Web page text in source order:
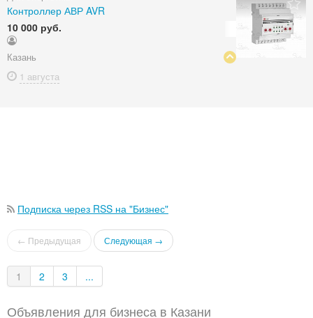
Контроллер АВР AVR
10 000 руб.
Казань
1 августа
Подписка через RSS на "Бизнес"
← Предыдущая Следующая →
1 2 3 ...
Объявления для бизнеса в Казани